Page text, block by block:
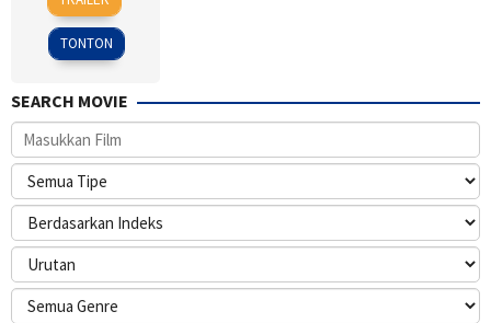
Jun
2022
Holshouser
TONTON
SEARCH MOVIE